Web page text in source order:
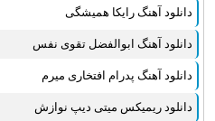
دانلود آهنگ رایکا همیشگی
دانلود آهنگ ابوالفضل تقوی نفس
دانلود آهنگ پدرام افتخاری میرم
دانلود ریمیکس میتی دیپ نوازش